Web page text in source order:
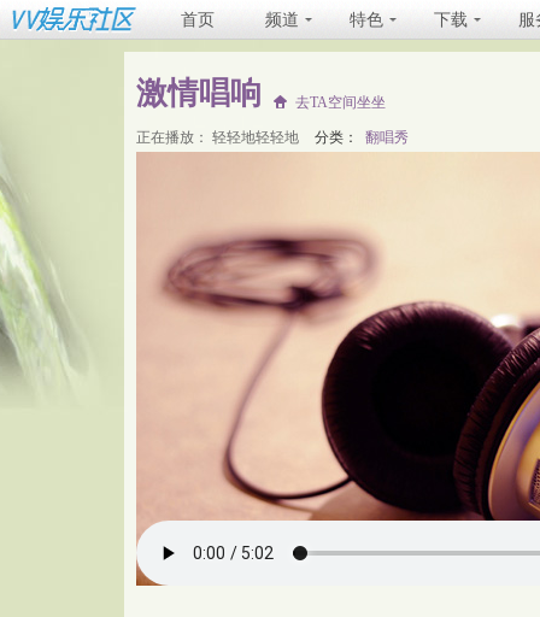
首页 频道 特色 下载 服
激情唱响 去TA空间坐坐
正在播放： 轻轻地轻轻地 分类： 翻唱秀